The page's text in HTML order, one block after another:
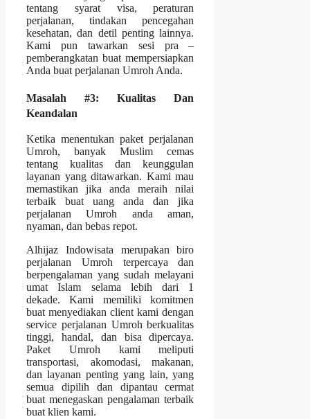
tentang syarat visa, peraturan
perjalanan, tindakan pencegahan
kesehatan, dan detil penting lainnya.
Kami pun tawarkan sesi pra –
pemberangkatan buat mempersiapkan
Anda buat perjalanan Umroh Anda.
Masalah #3: Kualitas Dan
Keandalan
Ketika menentukan paket perjalanan
Umroh, banyak Muslim cemas
tentang kualitas dan keunggulan
layanan yang ditawarkan. Kami mau
memastikan jika anda meraih nilai
terbaik buat uang anda dan jika
perjalanan Umroh anda aman,
nyaman, dan bebas repot.
Alhijaz Indowisata merupakan biro
perjalanan Umroh terpercaya dan
berpengalaman yang sudah melayani
umat Islam selama lebih dari 1
dekade. Kami memiliki komitmen
buat menyediakan client kami dengan
service perjalanan Umroh berkualitas
tinggi, handal, dan bisa dipercaya.
Paket Umroh kami meliputi
transportasi, akomodasi, makanan,
dan layanan penting yang lain, yang
semua dipilih dan dipantau cermat
buat menegaskan pengalaman terbaik
buat klien kami.